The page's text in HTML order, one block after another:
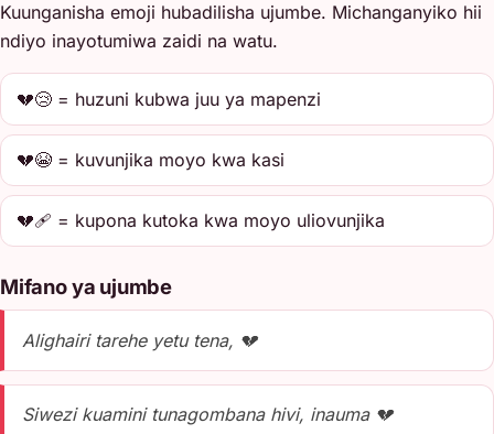
Kuunganisha emoji hubadilisha ujumbe. Michanganyiko hii
ndiyo inayotumiwa zaidi na watu.
💔😢 = huzuni kubwa juu ya mapenzi
💔😭 = kuvunjika moyo kwa kasi
💔🩹 = kupona kutoka kwa moyo uliovunjika
Mifano ya ujumbe
Alighairi tarehe yetu tena, 💔
Siwezi kuamini tunagombana hivi, inauma 💔